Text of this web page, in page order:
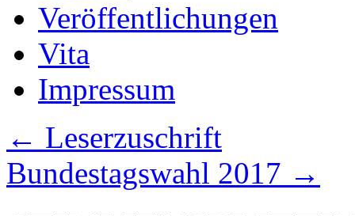
Veröffentlichungen
Vita
Impressum
← Leserzuschrift
Bundestagswahl 2017 →